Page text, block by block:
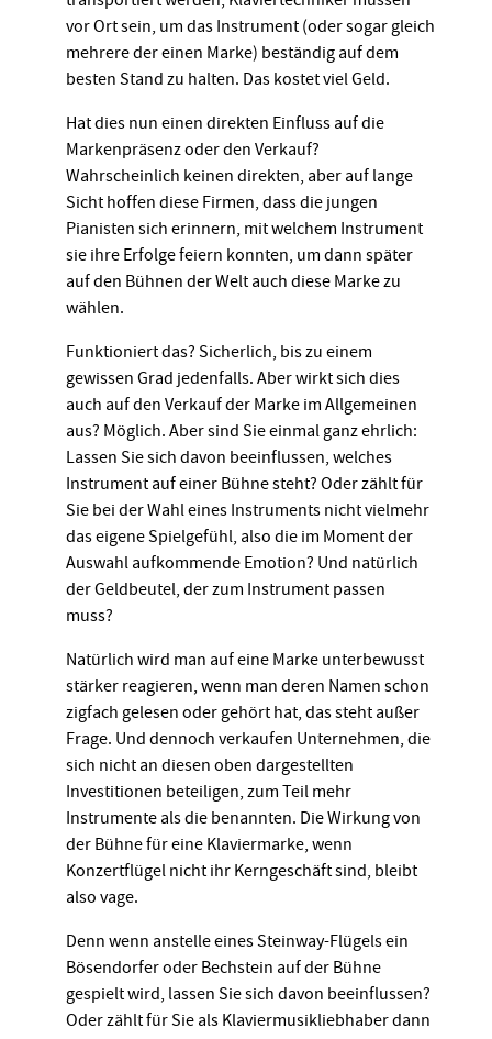
vor Ort sein, um das Instrument (oder sogar gleich
mehrere der einen Marke) beständig auf dem
besten Stand zu halten. Das kostet viel Geld.
Hat dies nun einen direkten Einfluss auf die
Markenpräsenz oder den Verkauf?
Wahrscheinlich keinen direkten, aber auf lange
Sicht hoffen diese Firmen, dass die jungen
Pianisten sich erinnern, mit welchem Instrument
sie ihre Erfolge feiern konnten, um dann später
auf den Bühnen der Welt auch diese Marke zu
wählen.
Funktioniert das? Sicherlich, bis zu einem
gewissen Grad jedenfalls. Aber wirkt sich dies
auch auf den Verkauf der Marke im Allgemeinen
aus? Möglich. Aber sind Sie einmal ganz ehrlich:
Lassen Sie sich davon beeinflussen, welches
Instrument auf einer Bühne steht? Oder zählt für
Sie bei der Wahl eines Instruments nicht vielmehr
das eigene Spielgefühl, also die im Moment der
Auswahl aufkommende Emotion? Und natürlich
der Geldbeutel, der zum Instrument passen
muss?
Natürlich wird man auf eine Marke unterbewusst
stärker reagieren, wenn man deren Namen schon
zigfach gelesen oder gehört hat, das steht außer
Frage. Und dennoch verkaufen Unternehmen, die
sich nicht an diesen oben dargestellten
Investitionen beteiligen, zum Teil mehr
Instrumente als die benannten. Die Wirkung von
der Bühne für eine Klaviermarke, wenn
Konzertflügel nicht ihr Kerngeschäft sind, bleibt
also vage.
Denn wenn anstelle eines Steinway-Flügels ein
Bösendorfer oder Bechstein auf der Bühne
gespielt wird, lassen Sie sich davon beeinflussen?
Oder zählt für Sie als Klaviermusikliebhaber dann